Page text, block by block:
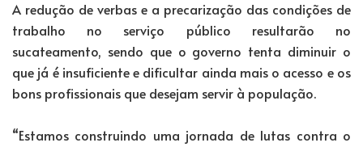
A redução de verbas e a precarização das condições de
trabalho no serviço público resultarão no
sucateamento, sendo que o governo tenta diminuir o
que já é insuficiente e dificultar ainda mais o acesso e os
bons profissionais que desejam servir à população.
“Estamos construindo uma jornada de lutas contra o